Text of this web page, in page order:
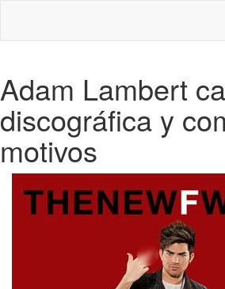
Adam Lambert
discográfica y
motivos